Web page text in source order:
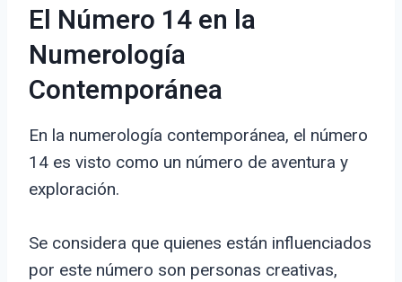
El Número 14 en la
Numerología
Contemporánea
En la numerología contemporánea, el número
14 es visto como un número de aventura y
exploración.
Se considera que quienes están influenciados
por este número son personas creativas,